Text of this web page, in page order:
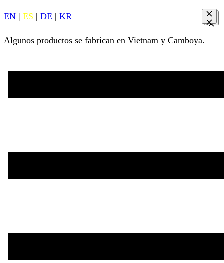
EN | ES | DE | KR
Algunos productos se fabrican en Vietnam y Camboya.